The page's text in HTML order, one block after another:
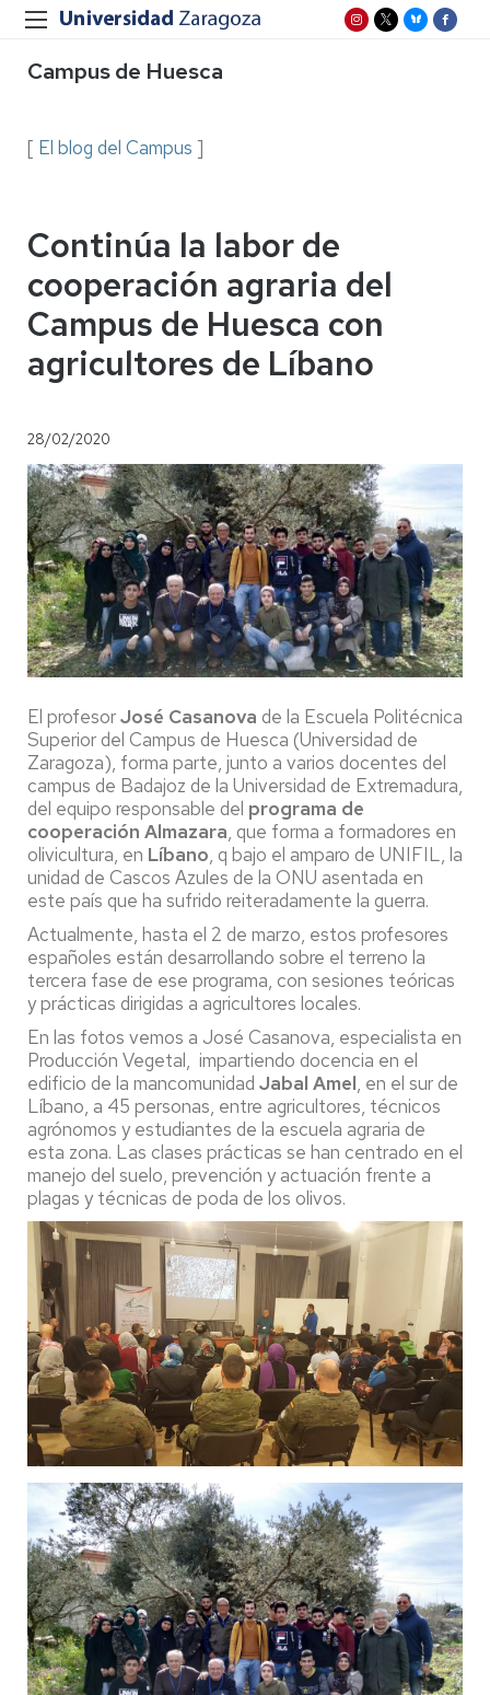
Campus de Huesca
[ El blog del Campus ]
Continúa la labor de
cooperación agraria del
Campus de Huesca con
agricultores de Líbano
28/02/2020
El profesorJosé Casanova de la Escuela Politécnica
Superior del Campus de Huesca (Universidad de
Zaragoza), forma parte, junto a varios docentes del
campus de Badajoz de la Universidad de Extremadura,
del equipo responsable del programa de
cooperación Almazara, que forma a formadores en
olivicultura, en Líbano, q bajo el amparo de UNIFIL, la
unidad de Cascos Azules de la ONU asentada en
este país que ha sufrido reiteradamente la guerra.
Actualmente, hasta el 2 de marzo, estos profesores
españoles están desarrollando sobre el terreno la
tercera fase de ese programa, con sesiones teóricas
y prácticas dirigidas a agricultores locales.
En las fotos vemos a José Casanova, especialista en
Producción Vegetal, impartiendo docencia en el
edificio de la mancomunidad Jabal Amel, en el sur de
Líbano, a 45 personas, entre agricultores, técnicos
agrónomos y estudiantes de la escuela agraria de
esta zona. Las clases prácticas se han centrado en el
manejo del suelo, prevención y actuación frente a
plagas y técnicas de poda de los olivos.